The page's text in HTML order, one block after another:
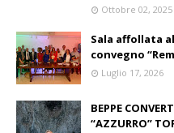
Ottobre 02, 2025
Sala affollata
convegno
Luglio 17, 2026
BEPPE
“AZZURRO”